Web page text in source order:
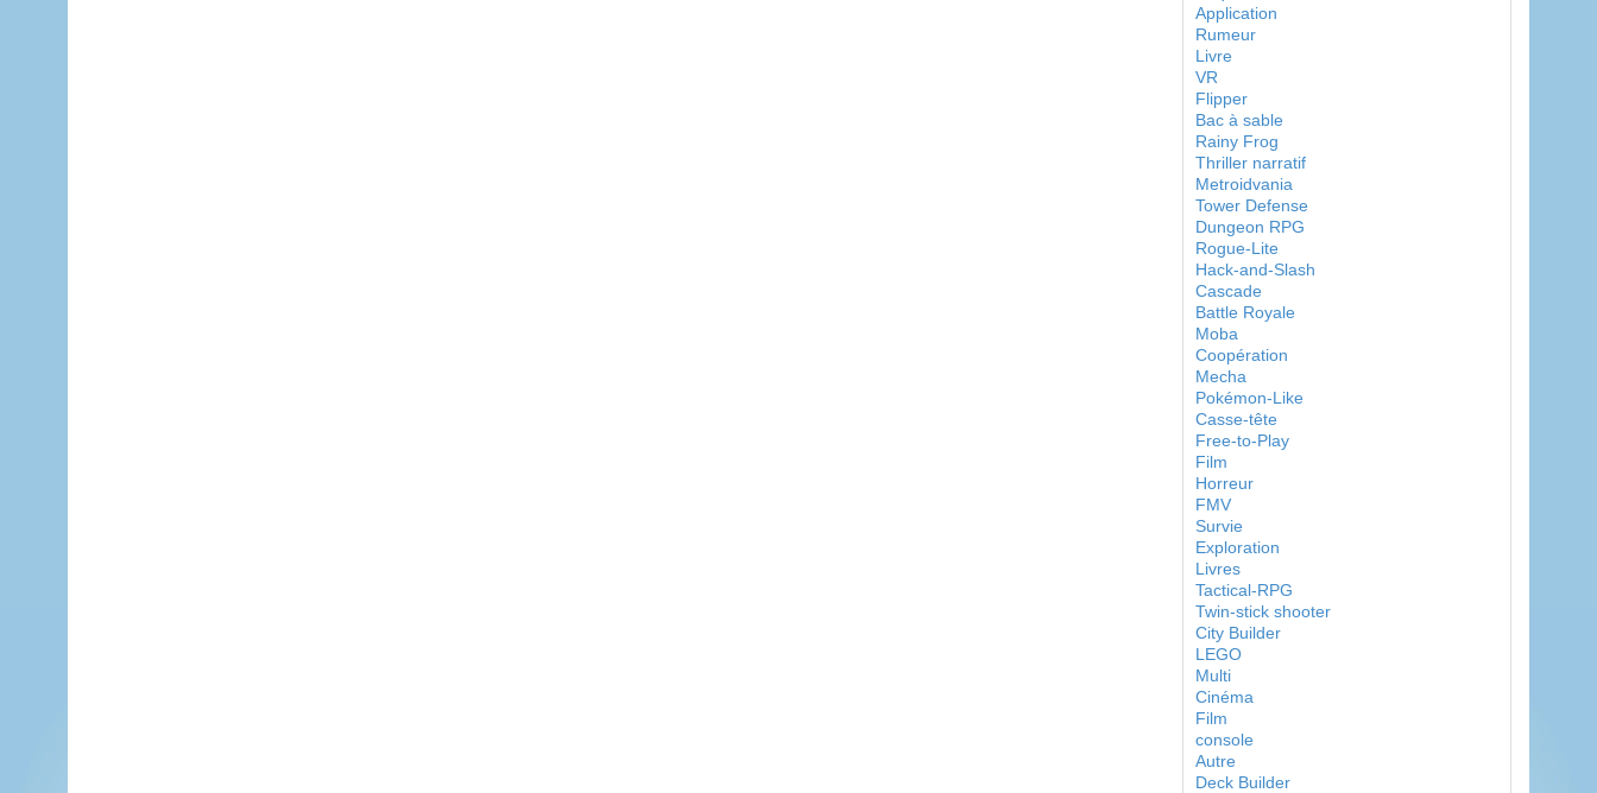
Application
Rumeur
Livre
VR
Flipper
Bac à sable
Rainy Frog
Thriller narratif
Metroidvania
Tower Defense
Dungeon RPG
Rogue-Lite
Hack-and-Slash
Cascade
Battle Royale
Moba
Coopération
Mecha
Pokémon-Like
Casse-tête
Free-to-Play
Film
Horreur
FMV
Survie
Exploration
Livres
Tactical-RPG
Twin-stick shooter
City Builder
LEGO
Multi
Cinéma
Film
console
Autre
Deck Builder